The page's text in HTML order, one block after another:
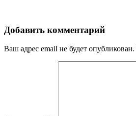
Добавить комментарий
Ваш адрес email не будет опубликован.